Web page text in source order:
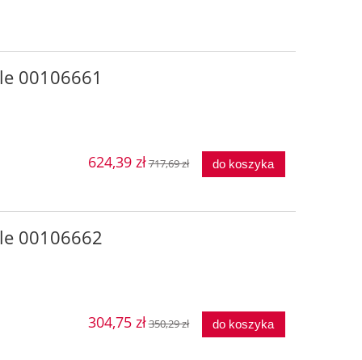
00106661
624,39 zł717,69 zł do koszyka
00106662
304,75 zł350,29 zł do koszyka